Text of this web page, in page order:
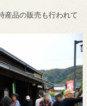
産品の販売も行われて